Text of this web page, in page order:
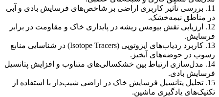
11. بررسی تأثیر کاربری اراضی بر شاخص‌های فرسایش بادی و آبی
در مناطق نیمه‌خشک.
12. ارزیابی نقش بیومس ریشه در پایداری خاک و مقاومت در برابر
فرسایش.
13. کاربرد ردیاب‌های ایزوتوپی (Isotope Tracers) در شناسایی منابع
رسوب در حوضه‌های آبخیز.
14. مدل‌سازی ارتباط بین خشکسالی‌های متناوب و افزایش پتانسیل
فرسایش بادی.
15. تحلیل پتانسیل فرسایش خاک در اراضی شیب‌دار با استفاده از
تکنیک‌های یادگیری ماشین.